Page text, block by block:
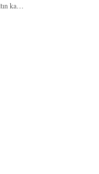
Siyah inci ve garnet 925 ayar rose altın kaplama gümüş kolye (40 cm gümüş rolo zincir)